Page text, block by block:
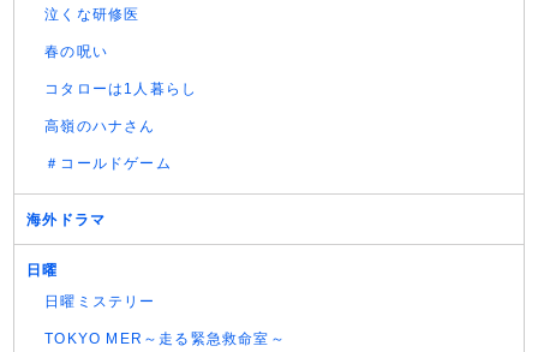
泣くな研修医
春の呪い
コタローは1人暮らし
高嶺のハナさん
＃コールドゲーム
海外ドラマ
日曜
日曜ミステリー
TOKYO MER～走る緊急救命室～